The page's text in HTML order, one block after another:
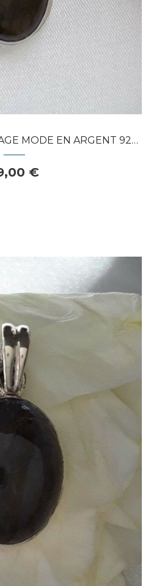
MODE EN ARGENT 925...
€
panier
RAPIDE